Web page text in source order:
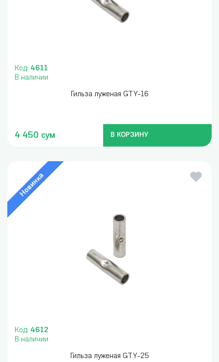
Код: 4611
В наличии
Гильза луженая GTY-16
4 450 сум В КОРЗИНУ
Новинка
Код: 4612
В наличии
Гильза луженая GTY-25